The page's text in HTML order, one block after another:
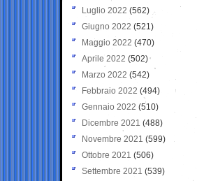
Luglio 2022 (562)
Giugno 2022 (521)
Maggio 2022 (470)
Aprile 2022 (502)
Marzo 2022 (542)
Febbraio 2022 (494)
Gennaio 2022 (510)
Dicembre 2021 (488)
Novembre 2021 (599)
Ottobre 2021 (506)
Settembre 2021 (539)